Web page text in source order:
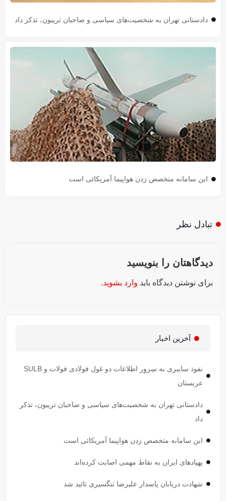
دادستانی تهران به شخصیت‌های سیاسی و صاحبان تریبون، تذکر داد
این سامانه متخصص زدن هواپیما آمریکائی است
تبادل نظر
دیدگاهتان را بنویسید
برای نوشتن دیدگاه باید وارد بشوید.
آخرین اخبار
نفوذ سایبری به سِروِر اطلاعات دو غول فولادی فولات و SULB
عربستان
دادستانی تهران به شخصیت‌های سیاسی و صاحبان تریبون، تذکر
داد
این سامانه متخصص زدن هواپیما آمریکائی است
پهپاد‌های ایران به نقاط مهمی اصابت کرده‌اند
شهادت دریابان پاسدار علیرضا تنگسیری تائید شد